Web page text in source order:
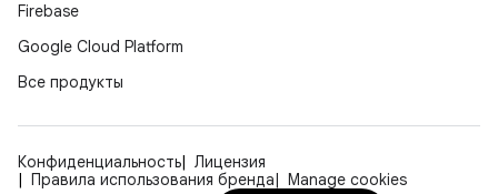
Firebase
Google Cloud Platform
Все продукты
Конфиденциальность
Лицензия
Правила использования бренда
Manage cookies